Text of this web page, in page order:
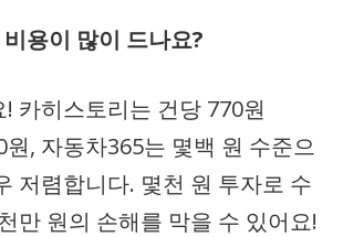
용이 많이 드나요?
! 카히스토리는 건당 770원
원, 자동차365는 몇백 원 수준으
저렴합니다. 몇천 원 투자로 수
만 원의 손해를 막을 수 있어요!